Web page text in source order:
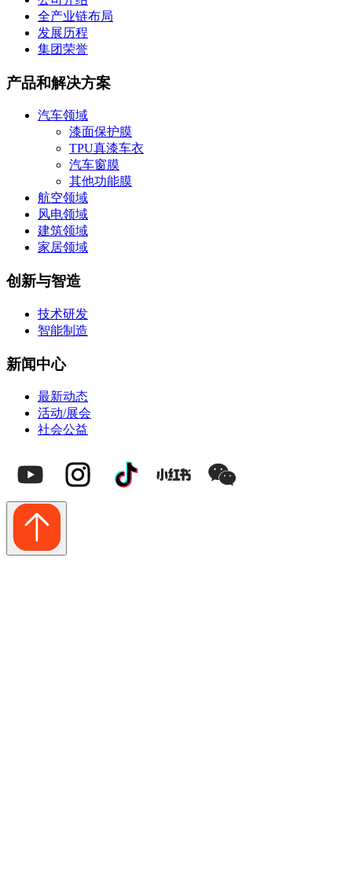
全产业链布局
发展历程
集团荣誉
产品和解决方案
汽车领域
漆面保护膜
TPU真漆车衣
汽车窗膜
其他功能膜
航空领域
风电领域
建筑领域
家居领域
创新与智造
技术研发
智能制造
新闻中心
最新动态
活动/展会
社会公益